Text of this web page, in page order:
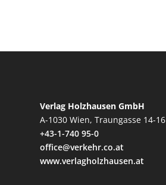
Verlag Holzhausen GmbH
A-1030 Wien, Traungasse 14-16
+43-1-740 95-0
office@verkehr.co.at
www.verlagholzhausen.at